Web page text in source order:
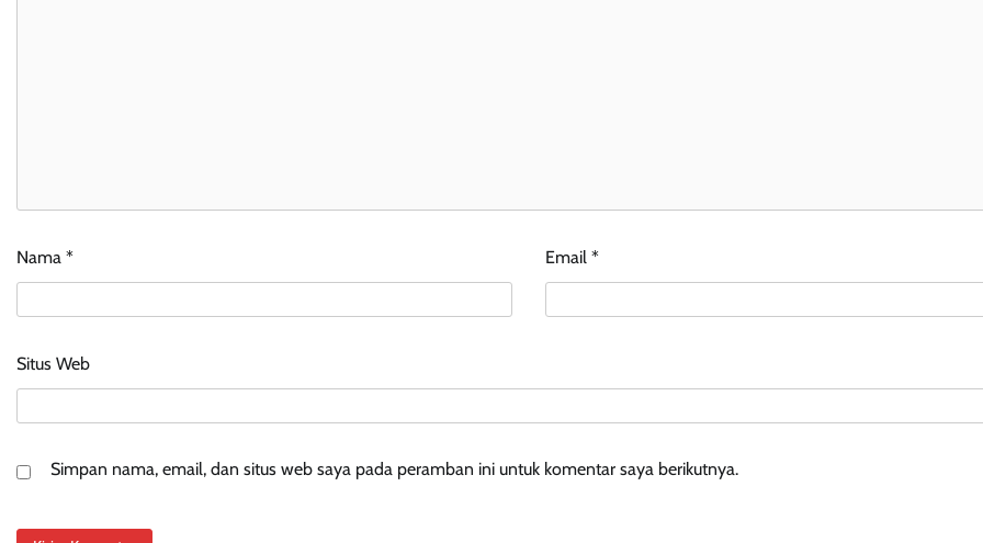
Nama * Email*
Situs Web
Simpan nama, email, dan situs web saya pada peramban ini untuk komentar saya berikutnya.